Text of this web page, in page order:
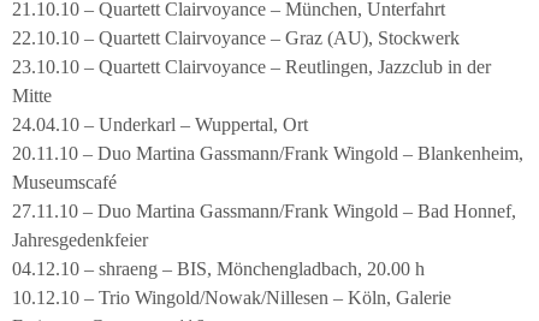
21.10.10 – Quartett Clairvoyance – München, Unterfahrt
22.10.10 – Quartett Clairvoyance – Graz (AU), Stockwerk
23.10.10 – Quartett Clairvoyance – Reutlingen, Jazzclub in der
Mitte
24.04.10 – Underkarl – Wuppertal, Ort
20.11.10 – Duo Martina Gassmann/Frank Wingold – Blankenheim,
Museumscafé
27.11.10 – Duo Martina Gassmann/Frank Wingold – Bad Honnef,
Jahresgedenkfeier
04.12.10 – shraeng – BIS, Mönchengladbach, 20.00 h
10.12.10 – Trio Wingold/Nowak/Nillesen – Köln, Galerie